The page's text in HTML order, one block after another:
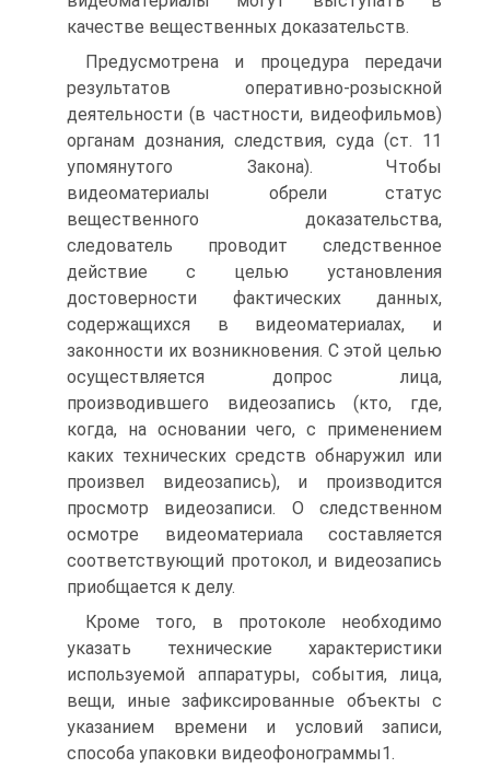
качестве вещественных доказательств.
Предусмотрена и процедура передачи
результатов оперативно-розыскной
деятельности (в частности, видеофильмов)
органам дознания, следствия, суда (ст. 11
упомянутого Закона). Чтобы
видеоматериалы обрели статус
вещественного доказательства,
следователь проводит следственное
действие с целью установления
достоверности фактических данных,
содержащихся в видеоматериалах, и
законности их возникновения. С этой целью
осуществляется допрос лица,
производившего видеозапись (кто, где,
когда, на основании чего, с применением
каких технических средств обнаружил или
произвел видеозапись), и производится
просмотр видеозаписи. О следственном
осмотре видеоматериала составляется
соответствующий протокол, и видеозапись
приобщается к делу.
Кроме того, в протоколе необходимо
указать технические характеристики
используемой аппаратуры, события, лица,
вещи, иные зафиксированные объекты с
указанием времени и условий записи,
способа упаковки видеофонограммы1.